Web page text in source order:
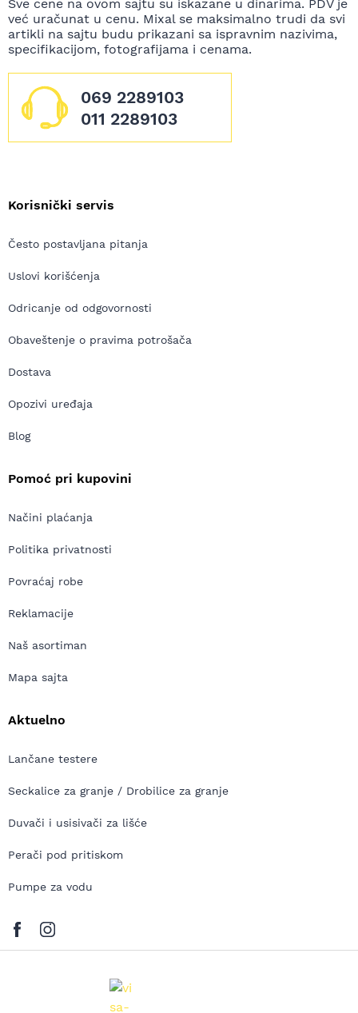
Sve cene na ovom sajtu su iskazane u dinarima. PDV je
već uračunat u cenu. Mixal se maksimalno trudi da svi
artikli na sajtu budu prikazani sa ispravnim nazivima,
specifikacijom, fotografijama i cenama.
069 2289103
011 2289103
Korisnički servis
Često postavljana pitanja
Uslovi korišćenja
Odricanje od odgovornosti
Obaveštenje o pravima potrošača
Dostava
Opozivi uređaja
Blog
Pomoć pri kupovini
Načini plaćanja
Politika privatnosti
Povraćaj robe
Reklamacije
Naš asortiman
Mapa sajta
Aktuelno
Lančane testere
Seckalice za granje / Drobilice za granje
Duvači i usisivači za lišće
Perači pod pritiskom
Pumpe za vodu